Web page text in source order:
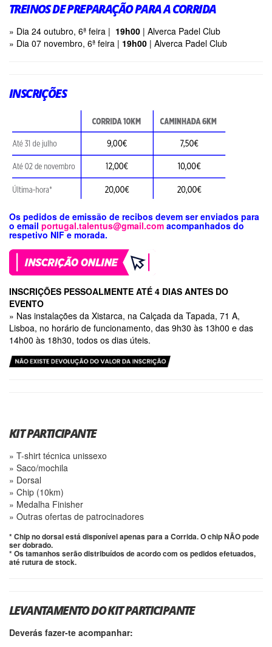
TREINOS DE PREPARAÇÃO PARA A CORRIDA
» Dia 24 outubro, 6ª feira | 19h00 | Alverca Padel Club
» Dia 07 novembro, 6ª feira | 19h00 | Alverca Padel Club
INSCRIÇÕES
Os pedidos de emissão de recibos devem ser enviados para
o email portugal.talentus@gmail.com acompanhados do
respetivo NIF e morada.
INSCRIÇÕES PESSOALMENTE ATÉ 4 DIAS ANTES DO
EVENTO
» Nas instalações da Xistarca, na Calçada da Tapada, 71 A,
Lisboa, no horário de funcionamento, das 9h30 às 13h00 e das
14h00 às 18h30, todos os dias úteis.
KIT PARTICIPANTE
» T-shirt técnica unissexo
» Saco/mochila
» Dorsal
» Chip (10km)
» Medalha Finisher
» Outras ofertas de patrocinadores
* Chip no dorsal está disponível apenas para a Corrida. O chip NÃO pode
ser dobrado.
* Os tamanhos serão distribuídos de acordo com os pedidos efetuados,
até rutura de stock.
LEVANTAMENTO DO KIT PARTICIPANTE
Deverás fazer-te acompanhar: